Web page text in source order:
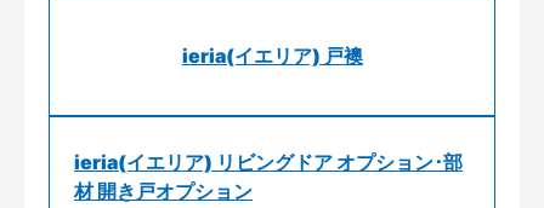
ieria(イエリア) 戸襖
ieria(イエリア) リビングドア オプション･部
材 開き戸オプション